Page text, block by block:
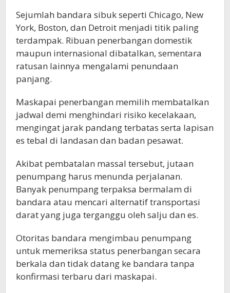
Sejumlah bandara sibuk seperti Chicago, New
York, Boston, dan Detroit menjadi titik paling
terdampak. Ribuan penerbangan domestik
maupun internasional dibatalkan, sementara
ratusan lainnya mengalami penundaan
panjang.
Maskapai penerbangan memilih membatalkan
jadwal demi menghindari risiko kecelakaan,
mengingat jarak pandang terbatas serta lapisan
es tebal di landasan dan badan pesawat.
Akibat pembatalan massal tersebut, jutaan
penumpang harus menunda perjalanan.
Banyak penumpang terpaksa bermalam di
bandara atau mencari alternatif transportasi
darat yang juga terganggu oleh salju dan es.
Otoritas bandara mengimbau penumpang
untuk memeriksa status penerbangan secara
berkala dan tidak datang ke bandara tanpa
konfirmasi terbaru dari maskapai.